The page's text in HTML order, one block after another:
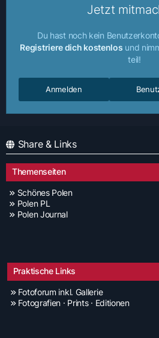
Jetzt
Du hast noch kein
Registriere dich kostenlos und
teil!
Anmelden
Share & Links
Themenseiten
Schönes Polen
Polen PL
Polen Journal
Praktische Links
Fotoforum inkl. Gallerie
Fotografien · Prints · Editionen